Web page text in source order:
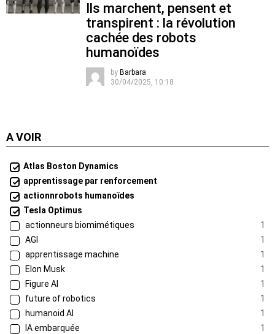
Ils marchent, pensent et
transpirent : la révolution
cachée des robots
humanoïdes
by Barbara
30/04/2025, 10:18
A VOIR
Atlas Boston Dynamics
apprentissage par renforcement
actionnrobots humanoïdes
Tesla Optimus
actionneurs biomimétiques
1
AGI
1
apprentissage machine
1
Elon Musk
1
Figure AI
1
future of robotics
1
humanoid AI
1
IA embarquée
1